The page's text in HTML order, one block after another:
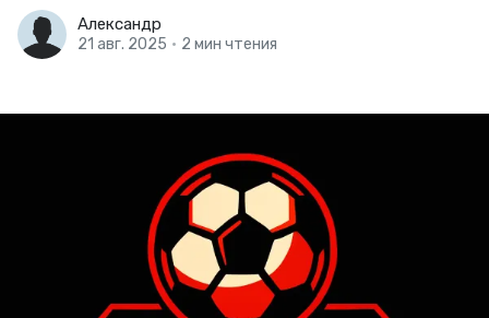
Александр
21 авг. 2025 • 2 мин чтения